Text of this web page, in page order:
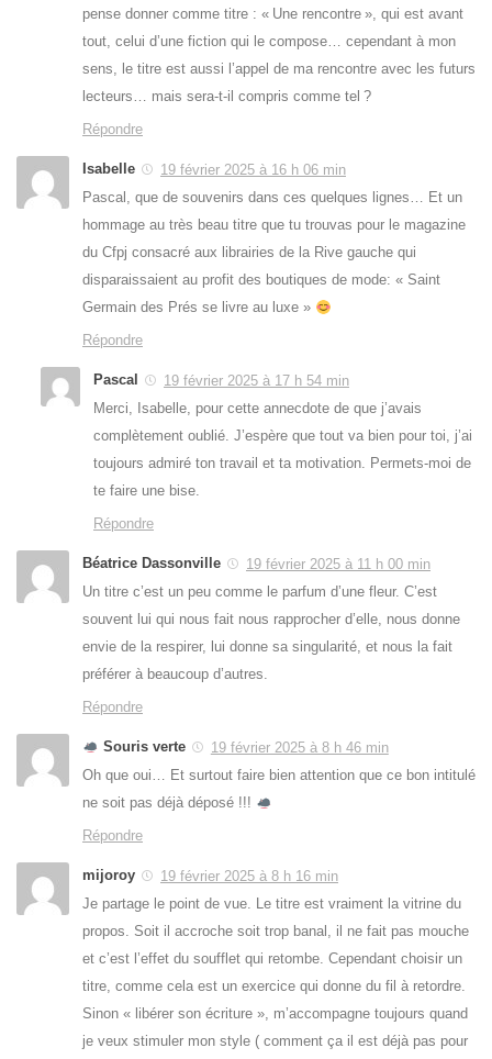
pense donner comme titre : « Une rencontre », qui est avant
tout, celui d’une fiction qui le compose… cependant à mon
sens, le titre est aussi l’appel de ma rencontre avec les futurs
lecteurs… mais sera-t-il compris comme tel ?
Répondre
Isabelle
19 février 2025 à 16 h 06 min
Pascal, que de souvenirs dans ces quelques lignes… Et un
hommage au très beau titre que tu trouvas pour le magazine
du Cfpj consacré aux librairies de la Rive gauche qui
disparaissaient au profit des boutiques de mode: « Saint
Germain des Prés se livre au luxe »
Répondre
Pascal
19 février 2025 à 17 h 54 min
Merci, Isabelle, pour cette annecdote de que j’avais
complètement oublié. J’espère que tout va bien pour toi, j’ai
toujours admiré ton travail et ta motivation. Permets-moi de
te faire une bise.
Répondre
Béatrice Dassonville
19 février 2025 à 11 h 00 min
Un titre c’est un peu comme le parfum d’une fleur. C’est
souvent lui qui nous fait nous rapprocher d’elle, nous donne
envie de la respirer, lui donne sa singularité, et nous la fait
préférer à beaucoup d’autres.
Répondre
Souris verte
19 février 2025 à 8 h 46 min
Oh que oui… Et surtout faire bien attention que ce bon intitulé
ne soit pas déjà déposé !!!
Répondre
mijoroy
19 février 2025 à 8 h 16 min
Je partage le point de vue. Le titre est vraiment la vitrine du
propos. Soit il accroche soit trop banal, il ne fait pas mouche
et c’est l’effet du soufflet qui retombe. Cependant choisir un
titre, comme cela est un exercice qui donne du fil à retordre.
Sinon « libérer son écriture », m’accompagne toujours quand
je veux stimuler mon style ( comment ça il est déjà pas pour